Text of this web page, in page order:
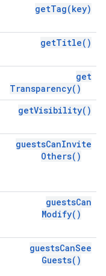
getTag(key)
getTitle( )
get
Transparency( )
getVisibility( )
guestsCanInvite
Others( )
guestsCan
Modify( )
guestsCanSee
Guests( )